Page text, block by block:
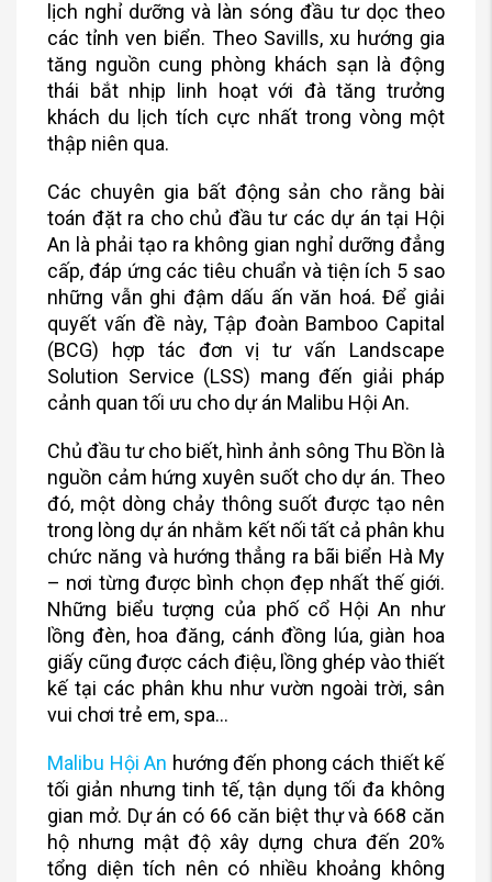
lịch nghỉ dưỡng và làn sóng đầu tư dọc theo
các tỉnh ven biển. Theo Savills, xu hướng gia
tăng nguồn cung phòng khách sạn là động
thái bắt nhịp linh hoạt với đà tăng trưởng
khách du lịch tích cực nhất trong vòng một
thập niên qua.
Các chuyên gia bất động sản cho rằng bài
toán đặt ra cho chủ đầu tư các dự án tại Hội
An là phải tạo ra không gian nghỉ dưỡng đẳng
cấp, đáp ứng các tiêu chuẩn và tiện ích 5 sao
những vẫn ghi đậm dấu ấn văn hoá. Để giải
quyết vấn đề này, Tập đoàn Bamboo Capital
(BCG) hợp tác đơn vị tư vấn Landscape
Solution Service (LSS) mang đến giải pháp
cảnh quan tối ưu cho dự án Malibu Hội An.
Chủ đầu tư cho biết, hình ảnh sông Thu Bồn là
nguồn cảm hứng xuyên suốt cho dự án. Theo
đó, một dòng chảy thông suốt được tạo nên
trong lòng dự án nhằm kết nối tất cả phân khu
chức năng và hướng thẳng ra bãi biển Hà My
– nơi từng được bình chọn đẹp nhất thế giới.
Những biểu tượng của phố cổ Hội An như
lồng đèn, hoa đăng, cánh đồng lúa, giàn hoa
giấy cũng được cách điệu, lồng ghép vào thiết
kế tại các phân khu như vườn ngoài trời, sân
vui chơi trẻ em, spa…
Malibu Hội An hướng đến phong cách thiết kế
tối giản nhưng tinh tế, tận dụng tối đa không
gian mở. Dự án có 66 căn biệt thự và 668 căn
hộ nhưng mật độ xây dựng chưa đến 20%
tổng diện tích nên có nhiều khoảng không